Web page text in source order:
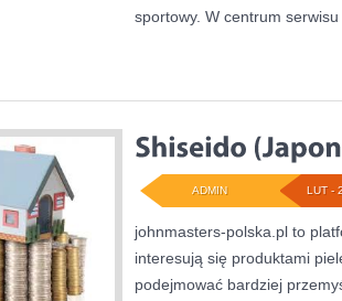
sportowy. W centrum
LUT -
ADMIN
johnmasters-polska.pl to
interesują się produktami
podejmować bardziej